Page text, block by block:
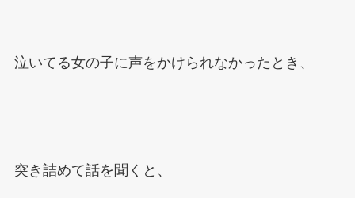
泣いてる女の子に声をかけられなかったとき、
突き詰めて話を聞くと、